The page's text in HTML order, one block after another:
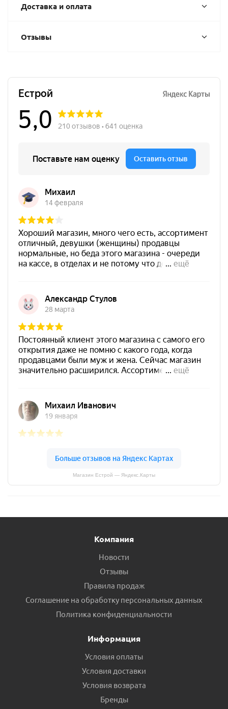
Доставка и оплата
Отзывы
Магазин Естрой — Яндекс.Карты
Компания
Новости
Отзывы
Правила продаж
Соглашение на обработку персональных данных
Политика конфиденциальности
Информация
Условия оплаты
Условия доставки
Условия возврата
Бренды